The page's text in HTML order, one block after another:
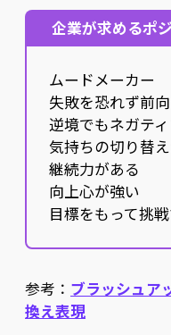
企業が求めるポ
ムードメーカー
失敗を恐れず前
逆境でもネガテ
気持ちの切り替
継続力がある
向上心が強い
目標をもって挑
参考： ブラッシュア
換え表現